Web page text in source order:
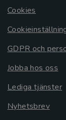
Cookies
GDPR och
Jobba hos oss
Lediga tjänster
Nyhetsbrev